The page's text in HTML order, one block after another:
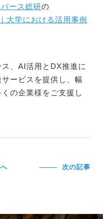
バース総研の
大学における活用事例
ス、AI活用とDX推進に
ービスを提供し、幅
の企業様をご支援し
次の記事